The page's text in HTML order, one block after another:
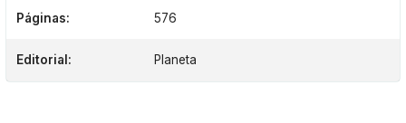
Páginas: 576
Editorial: Planeta